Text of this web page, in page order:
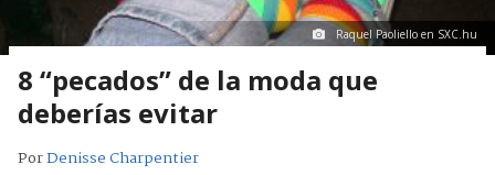
Raquel Paoliello en SXC.hu
8 “pecados” de la moda que
deberías evitar
PorDenisse Charpentier